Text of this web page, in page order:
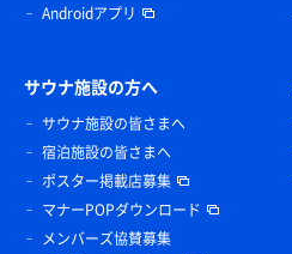
Androidアプリ
サウナ施設の方へ
サウナ施設の皆さまへ
宿泊施設の皆さまへ
ポスター掲載店募集
マナーPOPダウンロード
メンバーズ協賛募集